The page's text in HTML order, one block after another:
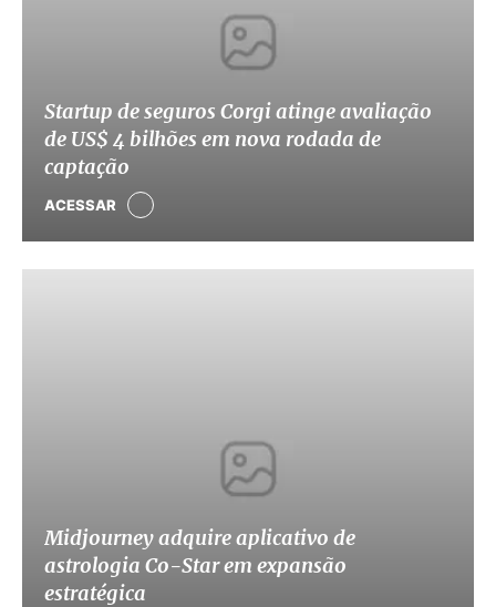
Startup de seguros Corgi atinge avaliação
de US$ 4 bilhões em nova rodada de
captação
ACESSAR
Midjourney adquire aplicativo de
astrologia Co-Star em expansão
estratégica